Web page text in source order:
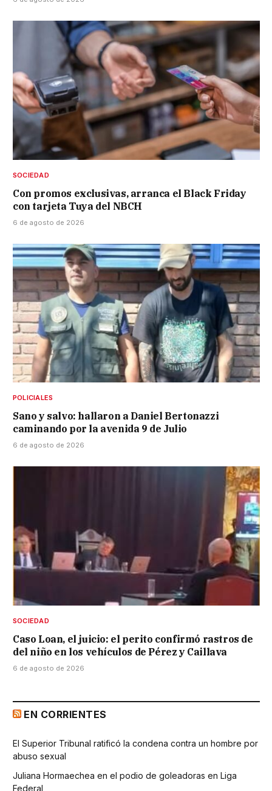
SOCIEDAD
Con promos exclusivas, arranca el Black Friday
con tarjeta Tuya del NBCH
6 de agosto de 2026
POLICIALES
Sano y salvo: hallaron a Daniel Bertonazzi
caminando por la avenida 9 de Julio
6 de agosto de 2026
SOCIEDAD
Caso Loan, el juicio: el perito confirmó rastros de
del niño en los vehículos de Pérez y Caillava
6 de agosto de 2026
EN CORRIENTES
El Superior Tribunal ratificó la condena contra un hombre por
abuso sexual
Juliana Hormaechea en el podio de goleadoras en Liga
Federal